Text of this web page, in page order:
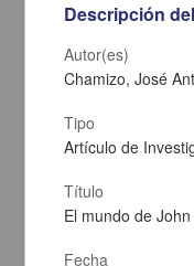
informa se irá a la costa
Descripción
Autor(es)
Chamizo, José
Tipo
Artículo de
Título
El mundo de
Fecha